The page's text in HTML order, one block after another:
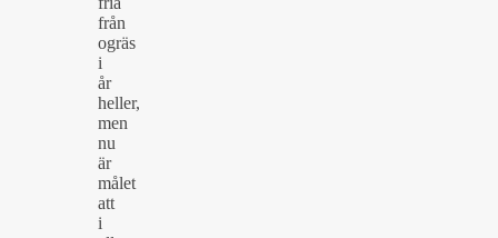
från
ogräs
i
år
heller,
men
nu
är
målet
att
i